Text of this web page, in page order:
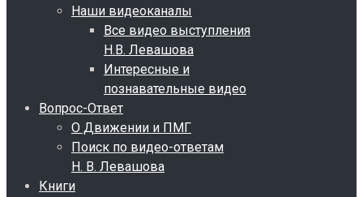
Наши видеоканалы
Все видео выступления
Н.В. Левашова
Интересные и
познавательные видео
Вопрос-Ответ
О Движении и ПМГ
Поиск по видео-ответам
Н. В. Левашова
Книги